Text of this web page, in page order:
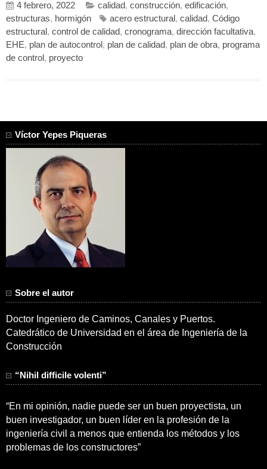
4 febrero, 2022 calidad, construcción, edificación,
estructuras, hormigón acero estructural, calidad, Código
estructural, control de calidad, cronograma, dirección facultativa,
EHE, plan de autocontrol , plan de calidad, plan de obra, programa
de control , proyecto
Víctor Yepes Piqueras
Sobre el autor
Doctor Ingeniero de Caminos, Canales y Puertos.
Catedrático de Universidad en el área de Ingeniería de la
Construcción
“Nihil difficile volenti”
“En mi opinión, nadie puede ser un buen proyectista, un
buen investigador, un buen líder en la profesión de la
ingeniería civil a menos que entienda los métodos y los
problemas de los constructores”